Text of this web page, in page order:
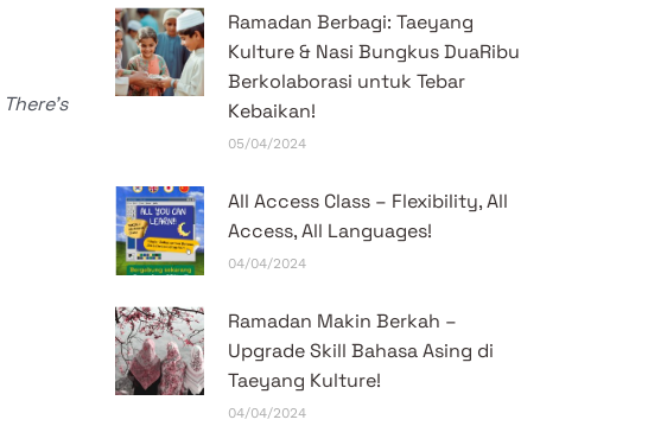
There’s
Ramadan Berbagi: Taeyang
Kulture & Nasi Bungkus DuaRibu
Berkolaborasi untuk Tebar
Kebaikan!
05/04/2024
All Access Class – Flexibility, All
Access, All Languages!
04/04/2024
Ramadan Makin Berkah –
Upgrade Skill Bahasa Asing di
Taeyang Kulture!
04/04/2024